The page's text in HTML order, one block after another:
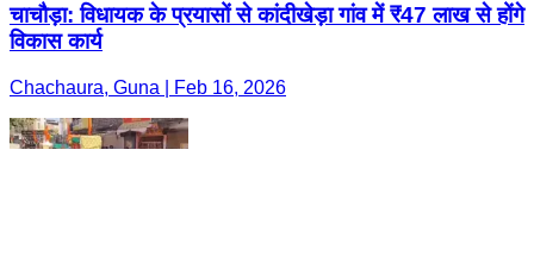
चाचौड़ा: विधायक के प्रयासों से कांदीखेड़ा गांव में ₹47 लाख से होंगे
विकास कार्य
Chachaura, Guna | Feb 16, 2026